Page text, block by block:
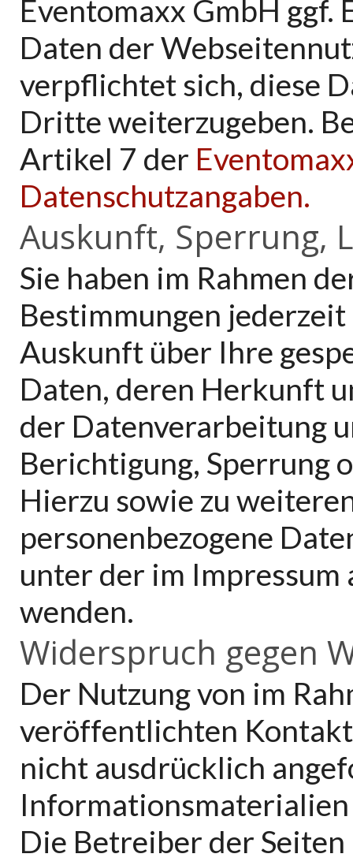
Eventomaxx GmbH ggf.
Daten der
verpflichtet sich, diese
Dritte weiterzugeben.
Artikel 7 der
Datenschutzangaben.
Auskunft, Sperrung,
Sie haben im Rahmen
Bestimmungen
Auskunft über Ihre
Daten, deren Herkunft
der Datenverarbeitung
Berichtigung, Sperrung
Hierzu sowie zu
personenbezogene
unter der im Impressum
wenden.
Widerspruch gegen
Der Nutzung von im
veröffentlichten
nicht ausdrücklich
Die Betreiber der